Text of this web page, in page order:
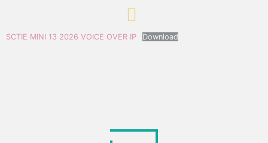
SCTIE MINI 13 2026 VOICE OVER IP Download